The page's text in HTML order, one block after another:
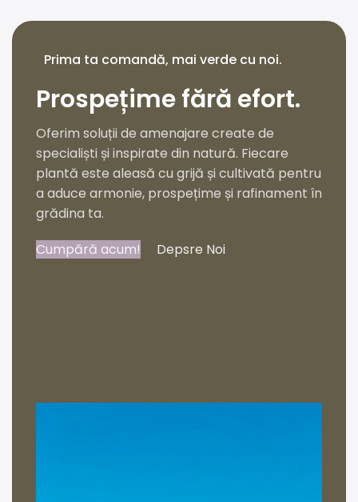
Prima ta comandă, mai verde cu noi.
Prospețime fără efort.
Oferim soluții de amenajare create de
specialiști și inspirate din natură. Fiecare
plantă este aleasă cu grijă și cultivată pentru
a aduce armonie, prospețime și rafinament în
grădina ta.
Cumpără acum!
Depsre Noi